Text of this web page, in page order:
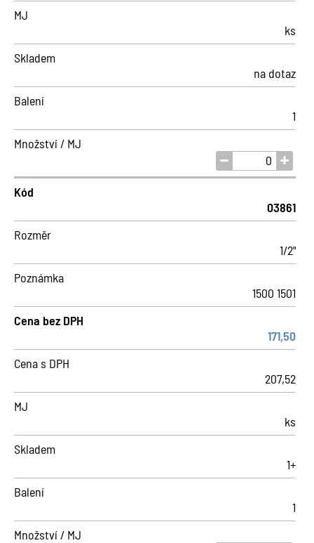
MJ
ks
Skladem
na dotaz
Balení
1
Množství / MJ
Kód
03861
Rozměr
1/2"
Poznámka
1500 1501
Cena bez DPH
171,50
Cena s DPH
207,52
MJ
ks
Skladem
1+
Balení
1
Množství / MJ